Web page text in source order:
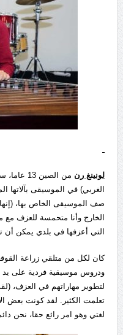
لونينغ رن
من الصين
الغربي) في الموسيقى بآلاتها
صف الموسيقى الخاص بها، (إنها
الخارج وأنا متحمسة للعزف مع
التي أعزفها في بلدي يمكن أن
كان لكل من متلقي زراعة
ودروس موسيقية فردية على يد
لتطوير مهاراتهم في العزف،
تعلمت الكثير. لقد كونت بعض
لغتي وهو امر رائع حقا، نحن